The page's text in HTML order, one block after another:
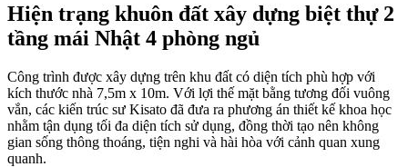
Hiện trạng khuôn đất xây dựng biệt thự 2
tầng mái Nhật 4 phòng ngủ
Công trình được xây dựng trên khu đất có diện tích phù hợp với
kích thước nhà 7,5m x 10m. Với lợi thế mặt bằng tương đối vuông
vắn, các kiến trúc sư Kisato đã đưa ra phương án thiết kế khoa học
nhằm tận dụng tối đa diện tích sử dụng, đồng thời tạo nên không
gian sống thông thoáng, tiện nghi và hài hòa với cảnh quan xung
quanh.